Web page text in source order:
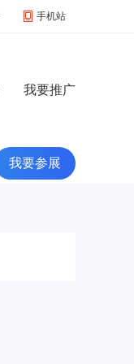
手机站
我要推广
我要参展